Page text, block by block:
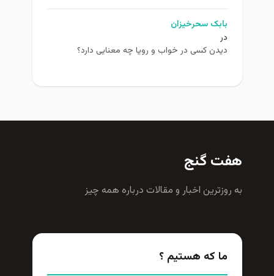
بابک سحرخیزان
در
دیدن کسی در خواب و رویا چه معنایی دارد؟
هفت گنج
به روزترين اخبار و مقالات درباره همه چيز
ما که هستیم ؟